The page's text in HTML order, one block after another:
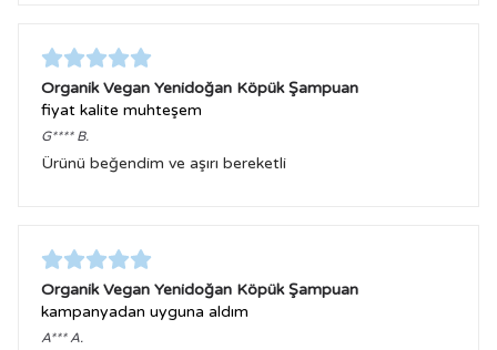
Organik Vegan Yenidoğan Köpük Şampuan
fiyat kalite muhteşem
G**** B.
Ürünü beğendim ve aşırı bereketli
Organik Vegan Yenidoğan Köpük Şampuan
kampanyadan uyguna aldım
A*** A.